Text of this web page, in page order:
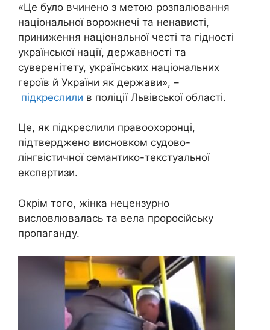
«Це було вчинено з метою розпалювання
національної ворожнечі та ненависті,
приниження національної честі та гідності
української нації, державності та
суверенітету, українських національних
героїв й України як держави», –
підкреслили в поліції Львівської області.
Це, як підкреслили правоохоронці,
підтверджено висновком судово-
лінгвістичної семантико-текстуальної
експертизи.
Окрім того, жінка нецензурно
висловлювалась та вела проросійську
пропаганду.